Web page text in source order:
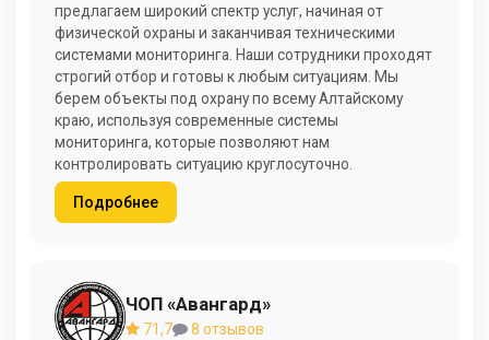
предлагаем широкий спектр услуг, начиная от
физической охраны и заканчивая техническими
системами мониторинга. Наши сотрудники проходят
строгий отбор и готовы к любым ситуациям. Мы
берем объекты под охрану по всему Алтайскому
краю, используя современные системы
мониторинга, которые позволяют нам
контролировать ситуацию круглосуточно.
Подробнее
ЧОП «Авангард»
71,7
8 отзывов